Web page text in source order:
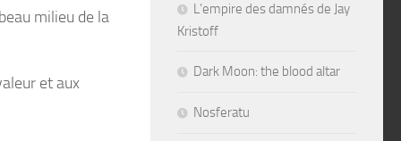
milieu de la
et aux
L’empire des damnés de Jay
Kristoff
Dark Moon: the blood altar
Nosferatu